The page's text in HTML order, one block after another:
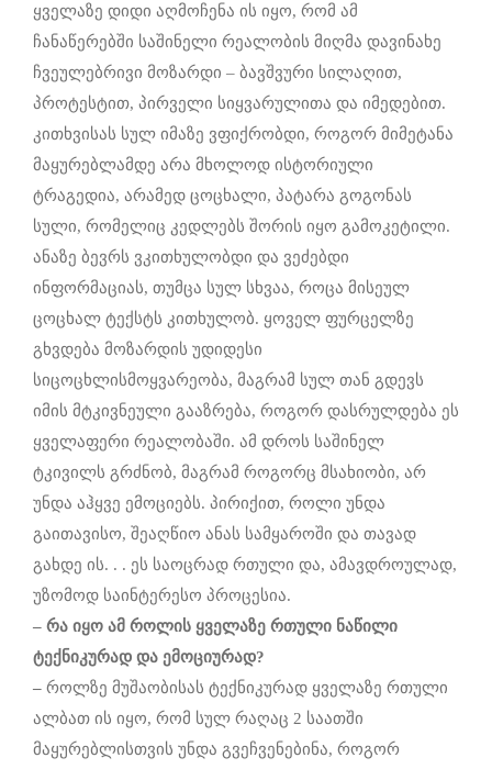
ყველაზე დიდი აღმოჩენა ის იყო, რომ ამ
ჩანაწერებში საშინელი რეალობის მიღმა დავინახე
ჩვეულებრივი მოზარდი – ბავშვური სილაღით,
პროტესტით, პირველი სიყვარულითა და იმედებით.
კითხვისას სულ იმაზე ვფიქრობდი, როგორ მიმეტანა
მაყურებლამდე არა მხოლოდ ისტორიული
ტრაგედია, არამედ ცოცხალი, პატარა გოგონას
სული, რომელიც კედლებს შორის იყო გამოკეტილი.
ანაზე ბევრს ვკითხულობდი და ვეძებდი
ინფორმაციას, თუმცა სულ სხვაა, როცა მისეულ
ცოცხალ ტექსტს კითხულობ. ყოველ ფურცელზე
გხვდება მოზარდის უდიდესი
სიცოცხლისმოყვარეობა, მაგრამ სულ თან გდევს
იმის მტკივნეული გააზრება, როგორ დასრულდება ეს
ყველაფერი რეალობაში. ამ დროს საშინელ
ტკივილს გრძნობ, მაგრამ როგორც მსახიობი, არ
უნდა აჰყვე ემოციებს. პირიქით, როლი უნდა
გაითავისო, შეაღწიო ანას სამყაროში და თავად
გახდე ის. . . ეს საოცრად რთული და, ამავდროულად,
უზომოდ საინტერესო პროცესია.
– რა იყო ამ როლის ყველაზე რთული ნაწილი
ტექნიკურად და ემოციურად?
– როლზე მუშაობისას ტექნიკურად ყველაზე რთული
ალბათ ის იყო, რომ სულ რაღაც 2 საათში
მაყურებლისთვის უნდა გვეჩვენებინა, როგორ